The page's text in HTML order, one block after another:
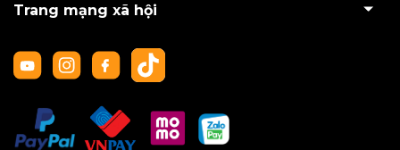
Trang mạng xã hội